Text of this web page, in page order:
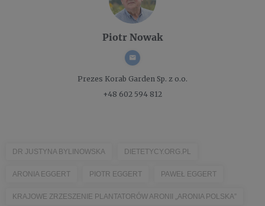
Piotr Nowak
Prezes Korab Garden Sp. z o.o.
+48 602 594 812
DR JUSTYNA BYLINOWSKA DIETETYCY.ORG.PL
ARONIA EGGERT PIOTR EGGERT PAWEŁ EGGERT
KRAJOWE ZRZESZENIE PLANTATORÓW ARONII „ARONIA POLSKA”